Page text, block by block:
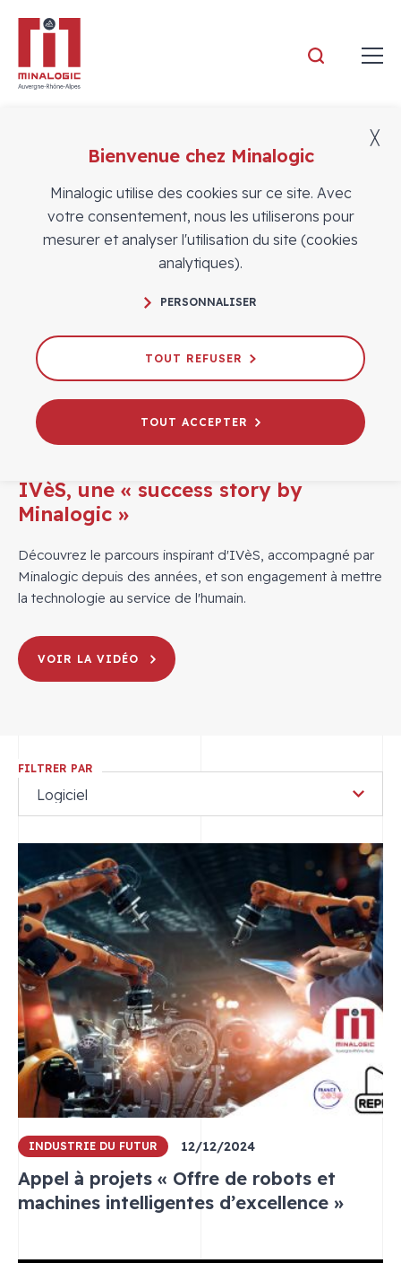
04/02/2025
IVèS, une « success story by
Minalogic »
Découvrez le parcours inspirant d'IVèS, accompagné par
Minalogic depuis des années, et son engagement à mettre
la technologie au service de l'humain.
VOIR LA VIDÉO
Logiciel
FILTRER PAR
catégorie
Logiciel
INDUSTRIE DU FUTUR 12/12/2024
Appel à projets « Offre de robots et
machines intelligentes d’excellence »
Bienvenue chez Minalogic
Minalogic utilise des cookies sur ce site. Avec
votre consentement, nous les utiliserons pour
mesurer et analyser l'utilisation du site (cookies
analytiques).
PERSONNALISER
TOUT REFUSER
TOUT ACCEPTER
╳